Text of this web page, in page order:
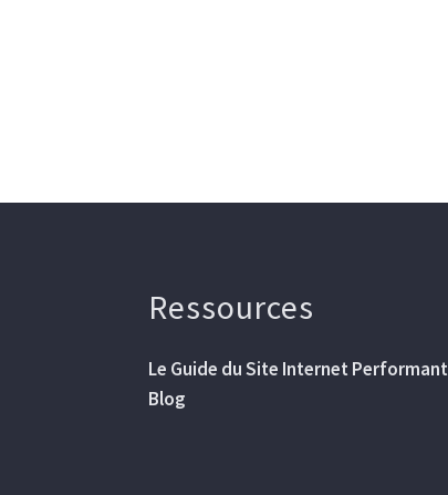
Ressources
Le Guide du Site Internet Performant
Blog